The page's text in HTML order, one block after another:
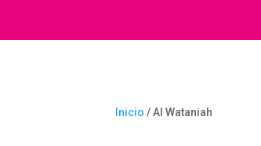
Inicio / Al Wataniah